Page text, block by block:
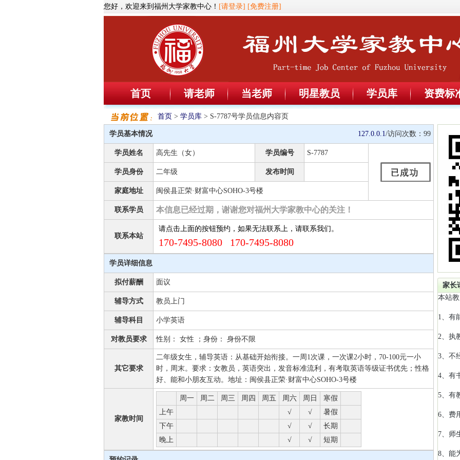
您好，欢迎来到福州大学家教中心！ [请登录] [免费注册]
首页 请老师 当老师 明星教员 学员库 资费标
首页 > 学员库 > S-7787号学员信息内容页
学员基本情况 127.0.0.1/访问次数： 99
学员姓名 高先生（女） 学员编号 S-7787
学员身份 二年级 发布时间
家庭地址 闽侯县正荣·财富中心SOHO-3号楼
联系学员 本信息已经过期，谢谢您对福州大学家教中心的关注！
联系本站
请点击上面的按钮预约，如果无法联系上，请联系我们。
170-7495-8080 170-7495-8080
学员详细信息
拟付薪酬 面议
辅导方式 教员上门
辅导科目 小学英语
对教员要求 性别： 女性 ；身份： 身份不限
其它要求
二年级女生，辅导英语：从基础开始衔接。一周1次课，一次课2小时，70-100元一小
时，周末。要求：女教员，英语突出，发音标准流利，有考取英语等级证书优先；性格
好、能和小朋友互动。地址：闽侯县正荣·财富中心SOHO-3号楼
家教时间
周一 周二 周三 周四 周五 周六 周日
寒假
上午
√ √
暑假
下午
√ √
长期
晚上
√ √ 短期
家长
本站
1、有
2、执
3、不
4、有
5、有
6、费
7、师
8、能